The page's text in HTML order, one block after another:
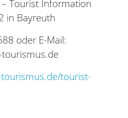
Tourist Information
in Bayreuth
oder E-Mail:
tourist-